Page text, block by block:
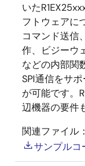
いた
フトウェアに
コマンド送信
作、ビジーウ
などの内部関
SPI通信をサ
が可能です。
辺機器の要件
関連ファイル：
サンプルコ